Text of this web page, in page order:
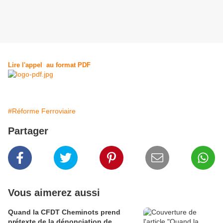
Lire l'appel au format PDF
#Réforme Ferroviaire
Partager
Vous aimerez aussi
Quand la CFDT Cheminots prend